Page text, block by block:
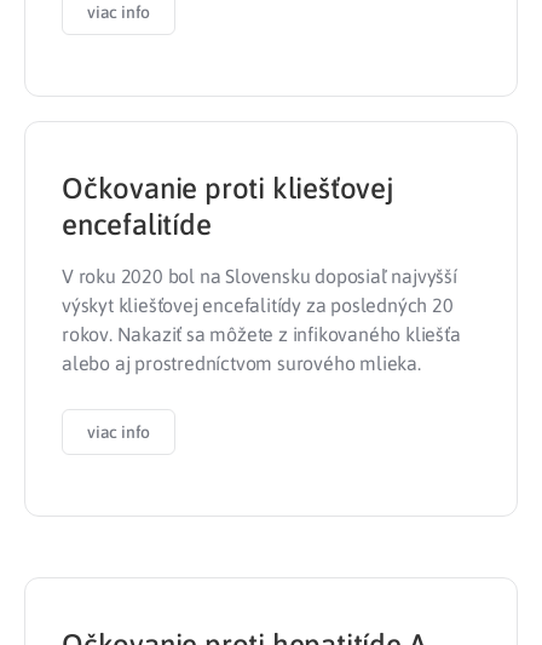
viac info
Očkovanie proti kliešťovej
encefalitíde
V roku 2020 bol na Slovensku doposiaľ najvyšší
výskyt kliešťovej encefalitídy za posledných 20
rokov. Nakaziť sa môžete z infikovaného kliešťa
alebo aj prostredníctvom surového mlieka.
viac info